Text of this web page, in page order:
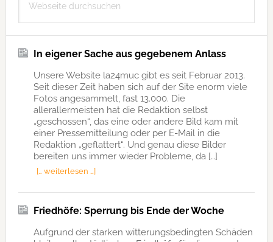
durchsuchen
In eigener Sache aus gegebenem Anlass
Unsere Website la24muc gibt es seit Februar 2013.
Seit dieser Zeit haben sich auf der Site enorm viele
Fotos angesammelt, fast 13.000. Die
allerallermeisten hat die Redaktion selbst
„geschossen“, das eine oder andere Bild kam mit
einer Pressemitteilung oder per E-Mail in die
Redaktion „geflattert“. Und genau diese Bilder
bereiten uns immer wieder Probleme, da […]
[… weiterlesen …]
Friedhöfe: Sperrung bis Ende der Woche
Aufgrund der starken witterungsbedingten Schäden